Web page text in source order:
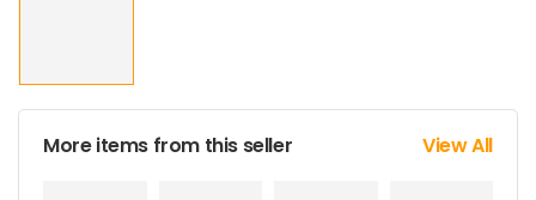
More items from this seller View All